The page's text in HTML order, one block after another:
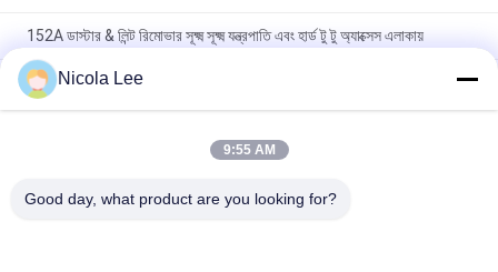
152A ডাস্টার & লিন্ট রিমোভার সূক্ষ্ম সূক্ষ্ম যন্ত্রপাতি এবং হার্ড টু টু অ্যাক্সেস এলাকায়
হাই টেক বৈদ্যুতিন / কম্পিউটারাইজড যানবাহন অপসারণের জন্য দ্রুত শুকনো যোগাযোগ
স্প্রে
Nicola Lee
9:55 AM
Good day, what product are you looking for?